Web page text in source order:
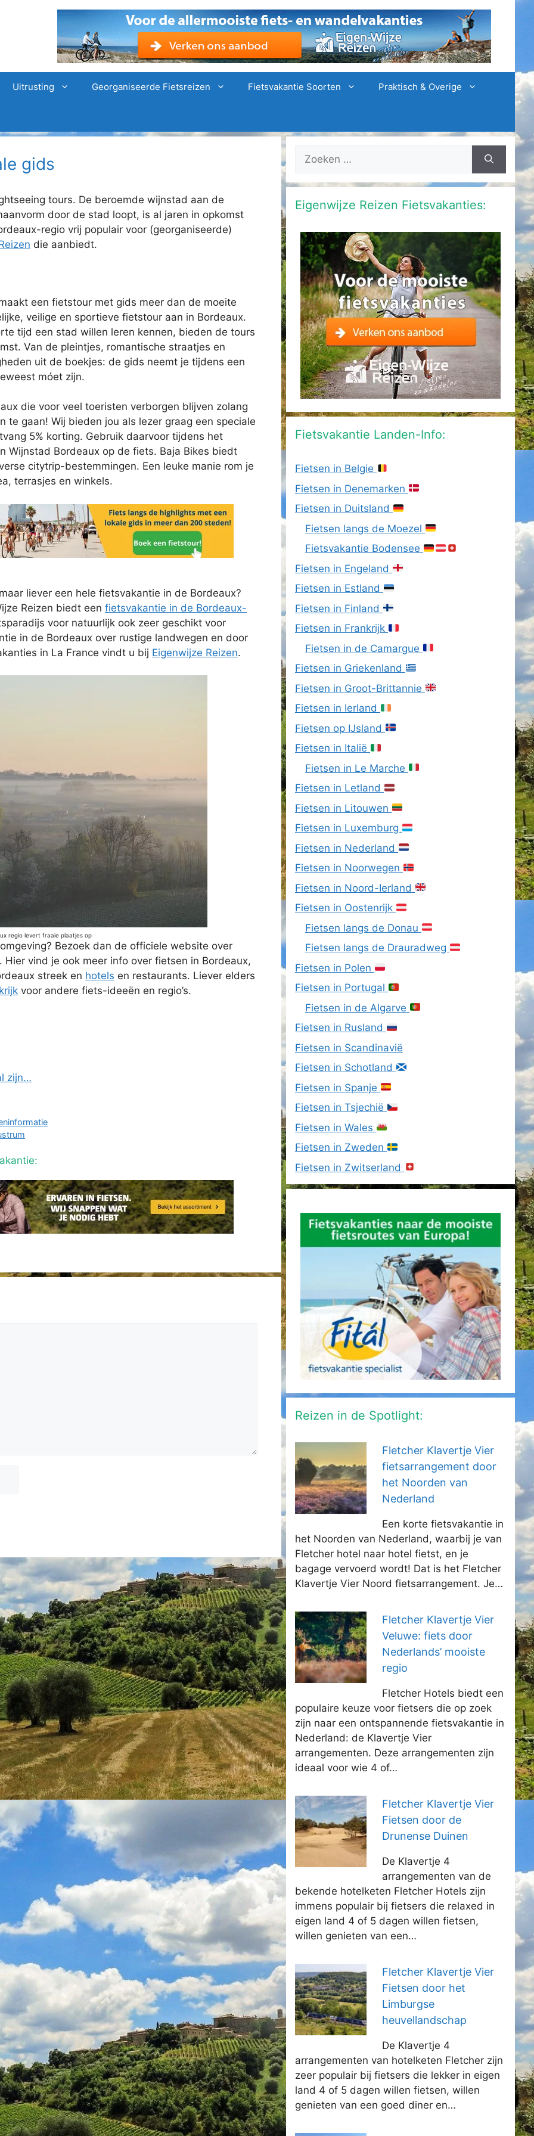
Uitrusting Georganiseerde Fietsreizen Fietsvakantie Soorten Praktisch & Overige
gids
tours. De beroemde wijnstad aan de
door de stad loopt, is al jaren in opkomst
regio vrij populair voor (georganiseerde)
die aanbiedt.
een fietstour met gids meer dan de moeite
veilige en sportieve fietstour aan in Bordeaux.
tijd een stad willen leren kennen, bieden de tours
Van de pleintjes, romantische straatjes en
uit de boekjes: de gids neemt je tijdens een
móet zijn.
die voor veel toeristen verborgen blijven zolang
gaan! Wij bieden jou als lezer graag een speciale
5% korting. Gebruik daarvoor tijdens het
Wijnstad Bordeaux op de fiets. Baja Bikes biedt
citytrip-bestemmingen. Een leuke manie rom je
terrasjes en winkels.
liever een hele fietsvakantie in de Bordeaux?
Reizen biedt een fietsvakantie in de Bordeaux-
voor natuurlijk ook zeer geschikt voor
in de Bordeaux over rustige landwegen en door
in La France vindt u bij Eigenwijze Reizen.
regio levert fraaie plaatjes op
Bezoek dan de officiele website over
. Hier vind je ook meer info over fietsen in Bordeaux,
streek en hotels en restaurants. Liever elders
voor andere fiets-ideeën en regio’s.
zijn…
Zoek
Eigenwijze Reizen Fietsvakanties:
Fietsvakantie Landen-Info:
Fietsen in Belgie
Fietsen in Denemarken
Fietsen in Duitsland
Fietsen langs de Moezel
Fietsvakantie Bodensee
Fietsen in Engeland
Fietsen in Estland
Fietsen in Finland
Fietsen in Frankrijk
Fietsen in de Camargue
Fietsen in Griekenland
Fietsen in Groot-Brittannie
Fietsen in Ierland
Fietsen op IJsland
Fietsen in Italië
Fietsen in Le Marche
Fietsen in Letland
Fietsen in Litouwen
Fietsen in Luxemburg
Fietsen in Nederland
Fietsen in Noorwegen
Fietsen in Noord-Ierland
Fietsen in Oostenrijk
Fietsen langs de Donau
Fietsen langs de Drauradweg
Fietsen in Polen
Fietsen in Portugal
Fietsen in de Algarve
Fietsen in Rusland
Fietsen in Scandinavië
Fietsen in Schotland
Fietsen in Spanje
Fietsen in Tsjechië
Fietsen in Wales
Fietsen in Zweden
Fietsen in Zwitserland
Reizen in de Spotlight:
Fletcher Klavertje Vier
fietsarrangement door
het Noorden van
Nederland
Een korte fietsvakantie in
het Noorden van Nederland, waarbij je van
Fletcher hotel naar hotel fietst, en je
bagage vervoerd wordt! Dat is het Fletcher
Klavertje Vier Noord fietsarrangement. Je…
Fletcher Klavertje Vier
Veluwe: fiets door
Nederlands’ mooiste
regio
Fletcher Hotels biedt een
populaire keuze voor fietsers die op zoek
zijn naar een ontspannende fietsvakantie in
Nederland: de Klavertje Vier
arrangementen. Deze arrangementen zijn
ideaal voor wie 4 of…
Fletcher Klavertje Vier
Fietsen door de
Drunense Duinen
De Klavertje 4
arrangementen van de
bekende hotelketen Fletcher Hotels zijn
immens populair bij fietsers die relaxed in
eigen land 4 of 5 dagen willen fietsen,
willen genieten van een…
Fletcher Klavertje Vier
Fietsen door het
Limburgse
heuvellandschap
De Klavertje 4
arrangementen van hotelketen Fletcher zijn
zeer populair bij fietsers die lekker in eigen
land 4 of 5 dagen willen fietsen, willen
genieten van een goed diner en…